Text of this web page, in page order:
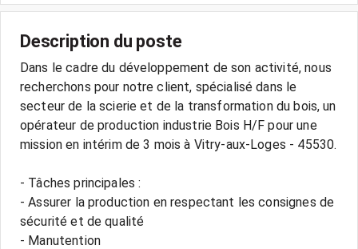
Description du poste
Dans le cadre du développement de son activité, nous
recherchons pour notre client, spécialisé dans le
secteur de la scierie et de la transformation du bois, un
opérateur de production industrie Bois H/F pour une
mission en intérim de 3 mois à Vitry-aux-Loges - 45530.
- Tâches principales :
- Assurer la production en respectant les consignes de
sécurité et de qualité
- Manutention